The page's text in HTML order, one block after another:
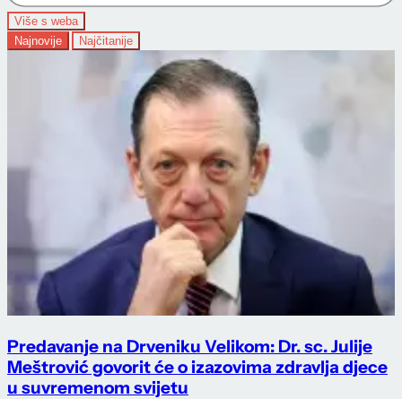
Više s weba
Najnovije
Najčitanije
Predavanje na Drveniku Velikom: Dr. sc. Julije
Meštrović govorit će o izazovima zdravlja djece
u suvremenom svijetu